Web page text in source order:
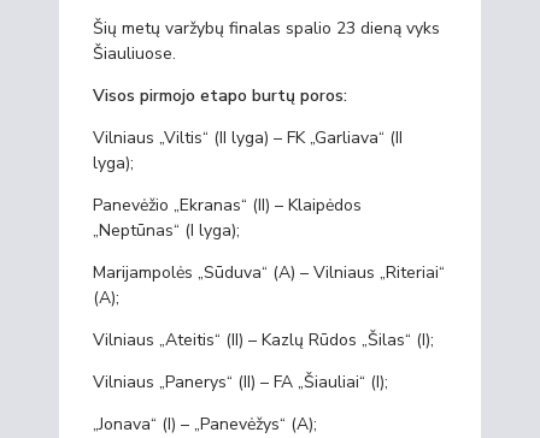
Šių metų varžybų finalas spalio 23 dieną vyks
Šiauliuose.
Visos pirmojo etapo burtų poros:
Vilniaus „Viltis“ (II lyga) – FK „Garliava“ (II
lyga);
Panevėžio „Ekranas“ (II) – Klaipėdos
„Neptūnas“ (I lyga);
Marijampolės „Sūduva“ (A) – Vilniaus „Riteriai“
(A);
Vilniaus „Ateitis“ (II) – Kazlų Rūdos „Šilas“ (I);
Vilniaus „Panerys“ (II) – FA „Šiauliai“ (I);
„Jonava“ (I) – „Panevėžys“ (A);